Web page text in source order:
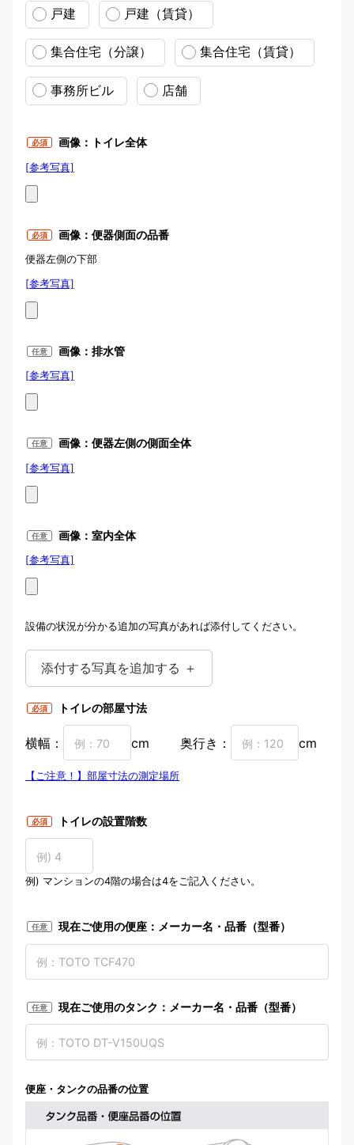
戸建 戸建（賃貸）
集合住宅（分譲） 集合住宅（賃貸）
事務所ビル 店舗
必須 画像：トイレ全体
[参考写真]
必須 画像：便器側面の品番
便器左側の下部
[参考写真]
任意 画像：排水管
[参考写真]
見える場合
任意 画像：便器左側の側面全体
[参考写真]
任意 画像：室内全体
[参考写真]
設備の状況が分かる追加の写真があれば添付してください。
添付する写真を追加する ＋
必須 トイレの部屋寸法
横幅： cm 奥行き： cm
【ご注意！】部屋寸法の測定場所
トイレ部屋寸法の測定場所
必須 トイレの設置階数
例) マンションの4階の場合は4をご記入ください。
任意 現在ご使用の便座：メーカー名・品番（型番）
任意 現在ご使用のタンク：メーカー名・品番（型番）
便座・タンクの品番の位置